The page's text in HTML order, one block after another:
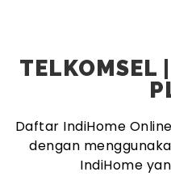
TELKOMSEL
Daftar IndiHome
dengan
IndiHome